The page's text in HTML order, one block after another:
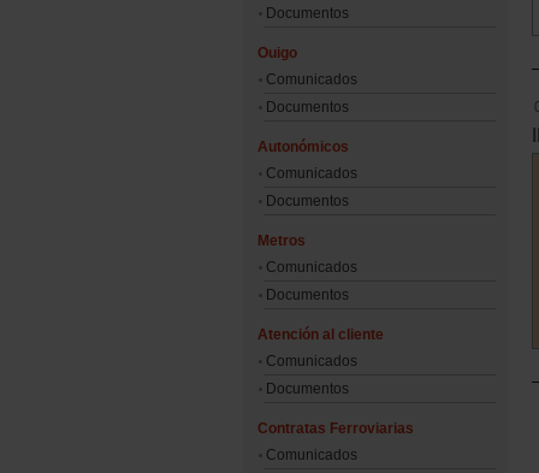
Documentos
Ouigo
Comunicados
Documentos
Autonómicos
Comunicados
Documentos
Metros
Comunicados
Documentos
Atención al cliente
Comunicados
Documentos
Contratas Ferroviarias
Comunicados